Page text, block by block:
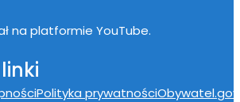
na platformie YouTube.
Polityka prywatności